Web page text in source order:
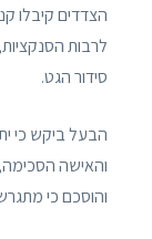
הצדדים קיבלו
לרבות
סידור הגט.
הבעל ביקש כי
והאישה
והוסכם כי